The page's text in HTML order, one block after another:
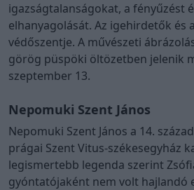
igazságtalanságokat, a fényűzést
elhanyagolását. Az igehirdetők és
védőszentje. A művészeti
görög püspöki öltözetben jelenik
szeptember 13.
Nepomuki Szent János
Nepomuki Szent János a 14.
prágai Szent Vitus-székesegyház
legismertebb legenda szerint
gyóntatójaként nem volt hajlandó